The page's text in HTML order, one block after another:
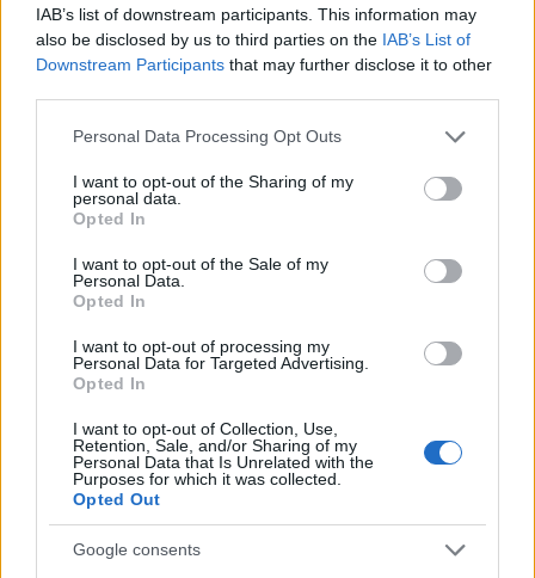
IAB’s list of downstream participants. This information may
also be disclosed by us to third parties on the IAB’s List of
Downstream Participants that may further disclose it to other
Please note that this website/app uses one or more Google
not limited to your visit or usage behaviour. You may click to
grant or deny consent to Google and its third-party tags to
use your data for below specified purposes in below Google
consent section.
Personal Data Processing Opt Outs
I want to opt-out of the Sharing of my
personal data.
Opted In
I want to opt-out of the Sale of my
Personal Data.
Opted In
I want to opt-out of processing my
Personal Data for Targeted Advertising.
Opted In
I want to opt-out of Collection, Use,
Retention, Sale, and/or Sharing of my
Personal Data that Is Unrelated with the
Purposes for which it was collected.
Opted Out
Google consents
FUORI PORTA
Itinerari facili in Val Vigezzo tra borghi, boschi e punti
panoramici
Alessandro Tassinari · 10 Ago 2026